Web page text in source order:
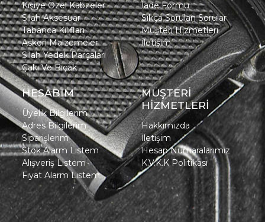
Kişiye Özel Kabzeler
Silah Aksesuar
Tabanca Kılıfları
Askeri Malzemeler
Silah Yedek Parçaları
Çakı Ve Bıçak
İade Formu
Sıkça Sorulan Sorular
Müşteri Hizmetleri
İletişim
HESABIM
Üyelik Bilgilerim
Adres Bilgilerim
Siparişlerim
Stok Alarm Listem
Alışveriş Listem
Fiyat Alarm Listem
MÜŞTERİ
HİZMETLERİ
Hakkımızda
İletişim
Hesap Numaralarımız
K.V.K.K Politikası